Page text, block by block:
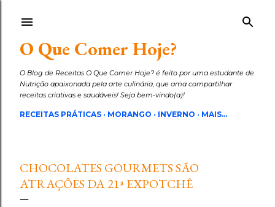
O Que Comer Hoje?
O Blog de Receitas O Que Comer Hoje? é feito por uma estudante de
Nutrição apaixonada pela arte culinária, que ama compartilhar
receitas criativas e saudáveis! Seja bem-vindo(a)!
RECEITAS PRÁTICAS MORANGO INVERNO MAIS…
CHOCOLATES GOURMETS SÃO
ATRAÇÕES DA 21ª EXPOTCHÊ